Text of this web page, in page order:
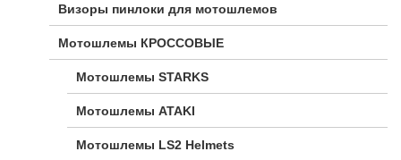
Визоры пинлоки для мотошлемов
Мотошлемы КРОССОВЫЕ
Мотошлемы STARKS
Мотошлемы ATAKI
Мотошлемы LS2 Helmets